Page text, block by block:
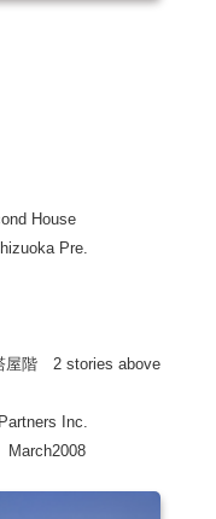
House
Pre.
2 stories above
Inc.